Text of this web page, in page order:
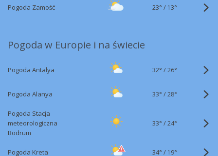
Pogoda Zamość 23° / 13°
Pogoda w Europie i na świecie
Pogoda Antalya 32° /26°
Pogoda Alanya 33° /28°
Pogoda Stacja
meteorologiczna
Bodrum
33° /24°
Pogoda Kreta 34° / 19°